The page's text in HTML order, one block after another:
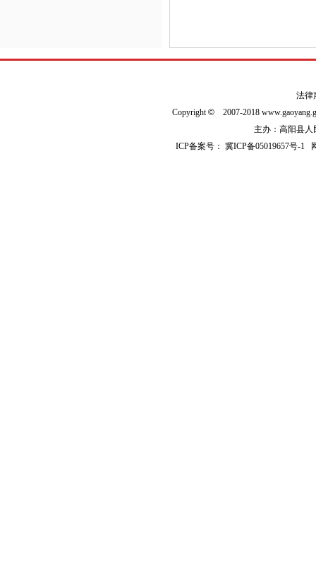
法律
Copyright© 2007-2018
主办：高阳县人
ICP备案号：冀ICP备05019657号-1